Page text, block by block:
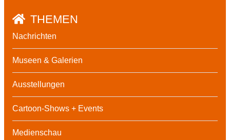
THEMEN
Nachrichten
Museen & Galerien
Ausstellungen
Cartoon-Shows + Events
Medienschau